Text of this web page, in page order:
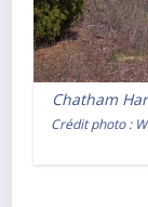
Chatham
Crédit photo :